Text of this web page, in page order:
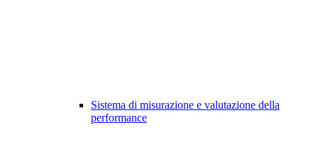
Sistema di misurazione e valutazione della
performance